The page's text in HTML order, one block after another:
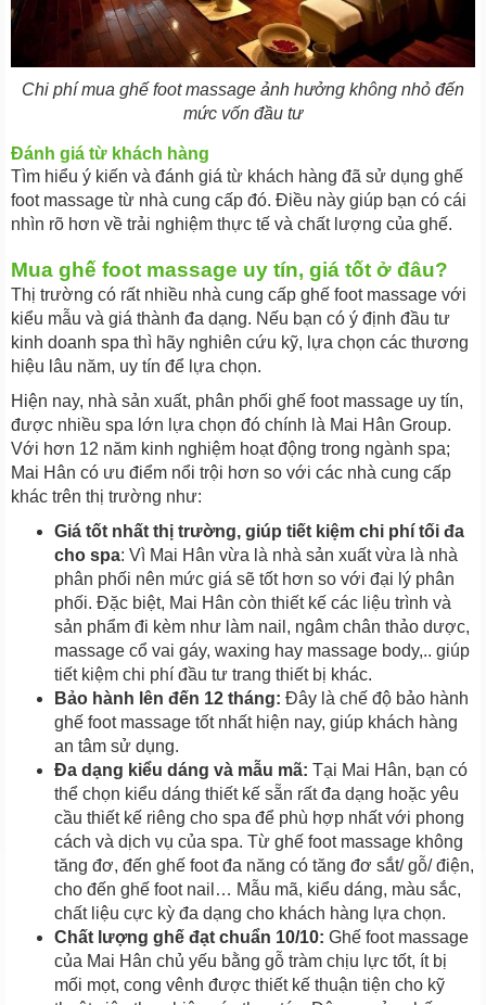
Chi phí mua ghế foot massage ảnh hưởng không nhỏ đến
mức vốn đầu tư
Đánh giá từ khách hàng
Tìm hiểu ý kiến và đánh giá từ khách hàng đã sử dụng ghế
foot massage từ nhà cung cấp đó. Điều này giúp bạn có cái
nhìn rõ hơn về trải nghiệm thực tế và chất lượng của ghế.
Mua ghế foot massage uy tín, giá tốt ở đâu?
Thị trường có rất nhiều nhà cung cấp ghế foot massage với
kiểu mẫu và giá thành đa dạng. Nếu bạn có ý định đầu tư
kinh doanh spa thì hãy nghiên cứu kỹ, lựa chọn các thương
hiệu lâu năm, uy tín để lựa chọn.
Hiện nay, nhà sản xuất, phân phối ghế foot massage uy tín,
được nhiều spa lớn lựa chọn đó chính là Mai Hân Group.
Với hơn 12 năm kinh nghiệm hoạt động trong ngành spa;
Mai Hân có ưu điểm nổi trội hơn so với các nhà cung cấp
khác trên thị trường như:
Giá tốt nhất thị trường, giúp tiết kiệm chi phí tối đa
cho spa: Vì Mai Hân vừa là nhà sản xuất vừa là nhà
phân phối nên mức giá sẽ tốt hơn so với đại lý phân
phối. Đặc biệt, Mai Hân còn thiết kế các liệu trình và
sản phẩm đi kèm như làm nail, ngâm chân thảo dược,
massage cổ vai gáy, waxing hay massage body,.. giúp
tiết kiệm chi phí đầu tư trang thiết bị khác.
Bảo hành lên đến 12 tháng: Đây là chế độ bảo hành
ghế foot massage tốt nhất hiện nay, giúp khách hàng
an tâm sử dụng.
Đa dạng kiểu dáng và mẫu mã: Tại Mai Hân, bạn có
thể chọn kiểu dáng thiết kế sẵn rất đa dạng hoặc yêu
cầu thiết kế riêng cho spa để phù hợp nhất với phong
cách và dịch vụ của spa. Từ ghế foot massage không
tăng đơ, đến ghế foot đa năng có tăng đơ sắt/ gỗ/ điện,
cho đến ghế foot nail… Mẫu mã, kiểu dáng, màu sắc,
chất liệu cực kỳ đa dạng cho khách hàng lựa chọn.
Chất lượng ghế đạt chuẩn 10/10: Ghế foot massage
của Mai Hân chủ yếu bằng gỗ tràm chịu lực tốt, ít bị
mối mọt, cong vênh được thiết kế thuận tiện cho kỹ